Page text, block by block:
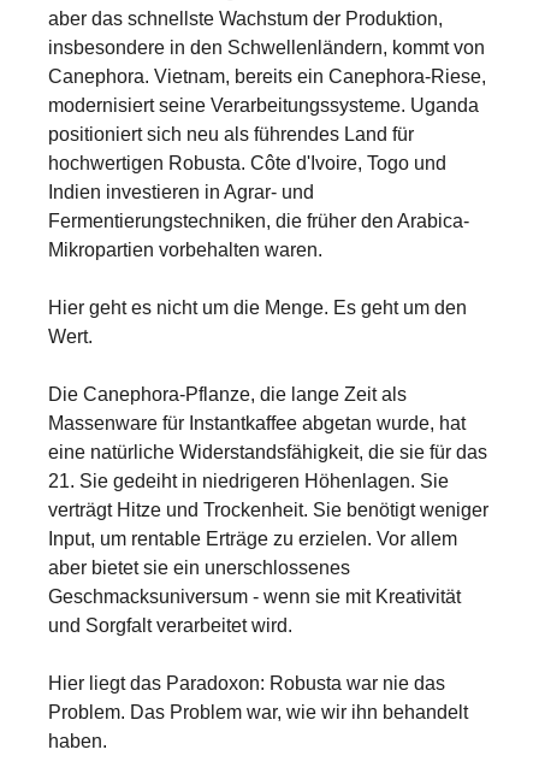
aber das schnellste Wachstum der Produktion,
insbesondere in den Schwellenländern, kommt von
Canephora. Vietnam, bereits ein Canephora-Riese,
modernisiert seine Verarbeitungssysteme. Uganda
positioniert sich neu als führendes Land für
hochwertigen Robusta. Côte d'Ivoire, Togo und
Indien investieren in Agrar- und
Fermentierungstechniken, die früher den Arabica-
Mikropartien vorbehalten waren.
Hier geht es nicht um die Menge. Es geht um den
Wert.
Die Canephora-Pflanze, die lange Zeit als
Massenware für Instantkaffee abgetan wurde, hat
eine natürliche Widerstandsfähigkeit, die sie für das
21. Sie gedeiht in niedrigeren Höhenlagen. Sie
verträgt Hitze und Trockenheit. Sie benötigt weniger
Input, um rentable Erträge zu erzielen. Vor allem
aber bietet sie ein unerschlossenes
Geschmacksuniversum - wenn sie mit Kreativität
und Sorgfalt verarbeitet wird.
Hier liegt das Paradoxon: Robusta war nie das
Problem. Das Problem war, wie wir ihn behandelt
haben.